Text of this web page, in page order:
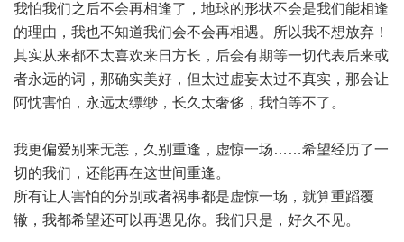
我怕我们之后不会再相逢了，地球的形状不会是我们能相逢
的理由，我也不知道我们会不会再相遇。所以我不想放弃！
其实从来都不太喜欢来日方长，后会有期等一切代表后来或
者永远的词，那确实美好，但太过虚妄太过不真实，那会让
阿忱害怕，永远太缥缈，长久太奢侈，我怕等不了。
我更偏爱别来无恙，久别重逢，虚惊一场……希望经历了一
切的我们，还能再在这世间重逢。
所有让人害怕的分别或者祸事都是虚惊一场，就算重蹈覆
辙，我都希望还可以再遇见你。我们只是，好久不见。